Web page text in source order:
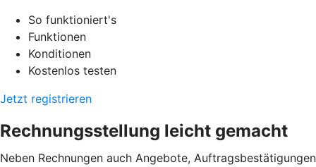
So funktioniert's
Funktionen
Konditionen
Kostenlos testen
Jetzt registrieren
Rechnungsstellung leicht gemacht
Neben Rechnungen auch Angebote, Auftragsbestätigungen